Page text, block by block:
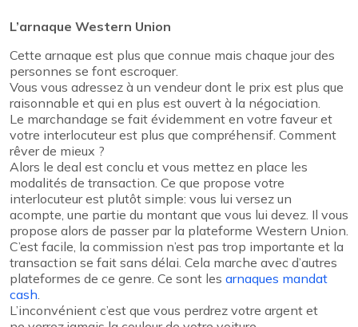
L’arnaque Western Union
Cette arnaque est plus que connue mais chaque jour des
personnes se font escroquer.
Vous vous adressez à un vendeur dont le prix est plus que
raisonnable et qui en plus est ouvert à la négociation.
Le marchandage se fait évidemment en votre faveur et
votre interlocuteur est plus que compréhensif. Comment
rêver de mieux ?
Alors le deal est conclu et vous mettez en place les
modalités de transaction. Ce que propose votre
interlocuteur est plutôt simple: vous lui versez un
acompte, une partie du montant que vous lui devez. Il vous
propose alors de passer par la plateforme Western Union.
C’est facile, la commission n’est pas trop importante et la
transaction se fait sans délai. Cela marche avec d’autres
plateformes de ce genre. Ce sont les arnaques mandat
cash
L’inconvénient c’est que vous perdrez votre argent et